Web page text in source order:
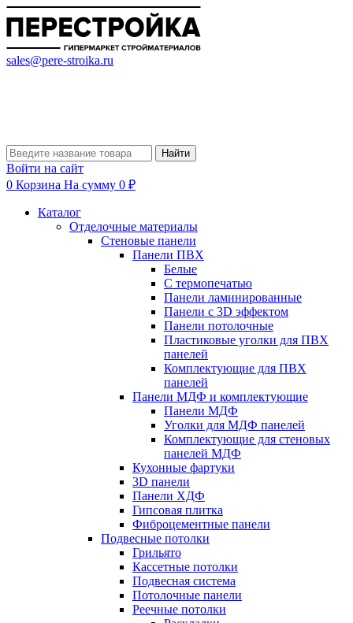
sales@pere-stroika.ru
Найти
Войти на сайт
0 Корзина На сумму 0 ₽
Каталог
Отделочные материалы
Стеновые панели
Панели ПВХ
Белые
С термопечатью
Панели ламинированные
Панели с 3D эффектом
Панели потолочные
Пластиковые уголки для ПВХ
панелей
Комплектующие для ПВХ
панелей
Панели МДФ и комплектующие
Панели МДФ
Уголки для МДФ панелей
Комплектующие для стеновых
панелей МДФ
Кухонные фартуки
3D панели
Панели ХДФ
Гипсовая плитка
Фиброцементные панели
Подвесные потолки
Грильято
Кассетные потолки
Подвесная система
Потолочные панели
Реечные потолки